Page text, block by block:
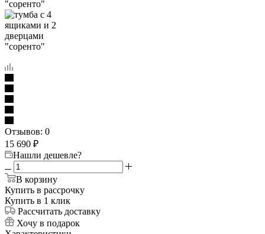
Отзывов: 0
15 690 ₽
Нашли дешевле?
В корзину
Купить в рассрочку
Купить в 1 клик
Рассчитать доставку
Хочу в подарок